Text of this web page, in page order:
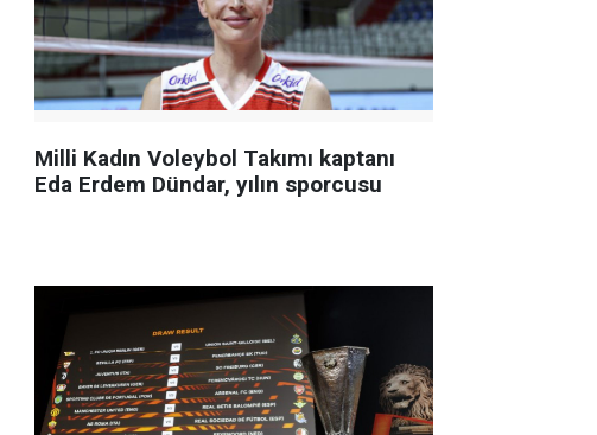
Milli Kadın Voleybol Takımı kaptanı
Eda Erdem Dündar, yılın sporcusu